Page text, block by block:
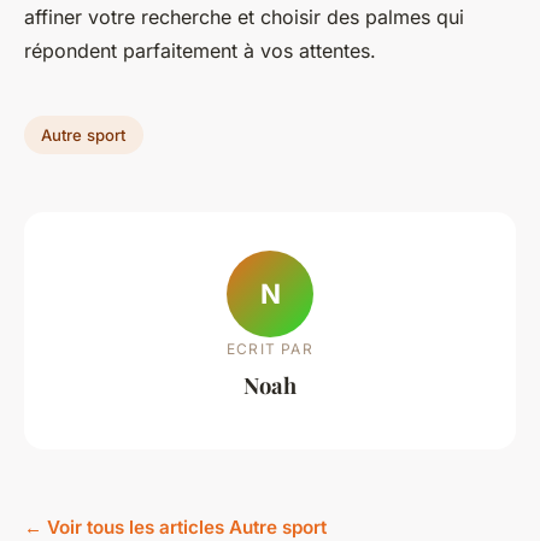
affiner votre recherche et choisir des palmes qui
répondent parfaitement à vos attentes.
Autre sport
N
ECRIT PAR
Noah
← Voir tous les articles Autre sport